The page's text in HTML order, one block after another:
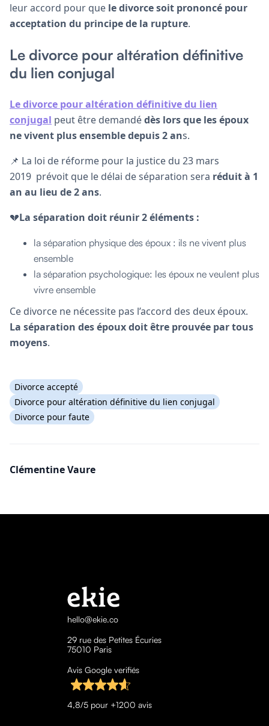
leur accord pour que le divorce soit prononcé pour
acceptation du principe de la rupture.
Le divorce pour altération définitive
du lien conjugal
Le divorce pour altération définitive du lien
conjugal peut être demandédès lors que les époux
ne vivent plus ensemble depuis 2 ans.
📌 La loi de réforme pour la justice du 23 mars
2019 prévoit que le délai de séparation sera réduit à 1
an au lieu de 2 ans.
💔La séparation doit réunir 2 éléments :
la séparation physique des époux : ils ne vivent plus
ensemble
la séparation psychologique: les époux ne veulent plus
vivre ensemble
Ce divorce ne nécessite pas l’accord des deux époux.
La séparation des époux doit être prouvée par tous
moyens.
Divorce accepté
Divorce pour altération définitive du lien conjugal
Divorce pour faute
Clémentine Vaure
hello@ekie.co
29 rue des Petites Écuries
75010 Paris
Avis Google verifiés
4,8/5 pour +1200 avis